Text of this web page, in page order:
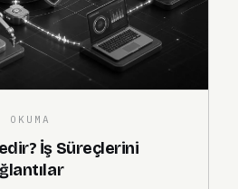
İş Süreçlerini